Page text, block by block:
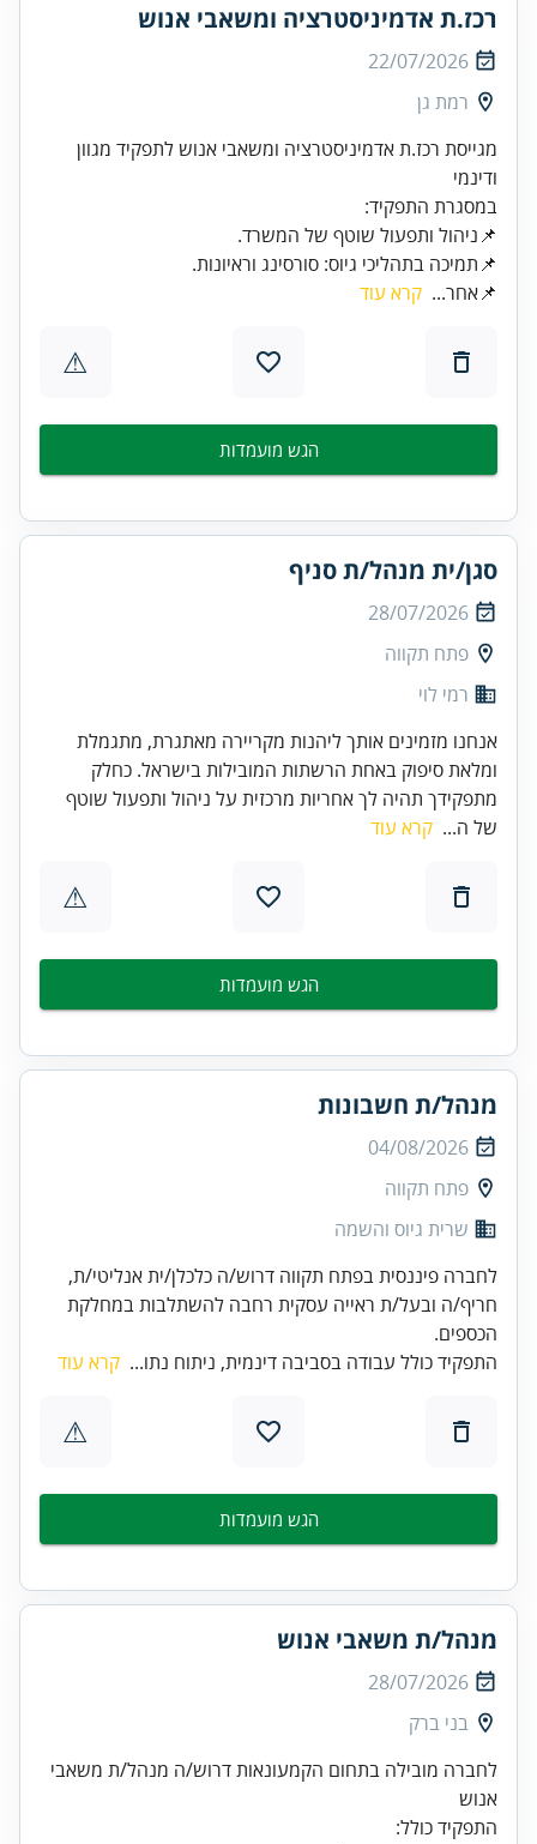
רכז.ת אדמיניסטרציה ומשאבי אנוש
22/07/2026
רמת גן
מגייסת רכז.ת אדמיניסטרציה ומשאבי אנוש לתפקיד מגוון
ודינמי
📌תמיכה בתהליכי גיוס: סורסינג וראיונות.
📌אחר... קרא עוד
⚠
הגש מועמדות
סגן/ית מנהל/ת סניף
28/07/2026
פתח תקווה
רמי לוי
אנחנו מזמינים אותך ליהנות מקריירה מאתגרת, מתגמלת
ומלאת סיפוק באחת הרשתות המובילות בישראל. כחלק
מתפקידך תהיה לך אחריות מרכזית על ניהול ותפעול שוטף
של ה... קרא עוד
⚠
הגש מועמדות
מנהל/ת חשבונות
04/08/2026
פתח תקווה
שרית גיוס והשמה
לחברה פיננסית בפתח תקווה דרוש/ה כלכלן/ית אנליטי/ת,
חריף/ה ובעל/ת ראייה עסקית רחבה להשתלבות במחלקת
הכספים.
התפקיד כולל עבודה בסביבה דינמית, ניתוח נתו... קרא עוד
⚠
הגש מועמדות
מנהל/ת משאבי אנוש
28/07/2026
בני ברק
לחברה מובילה בתחום הקמעונאות דרוש/ה מנהל/ת משאבי